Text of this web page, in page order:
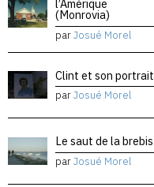
l’Amérique
(Monrovia)
parJosué Morel
Clint et son portrait
parJosué Morel
Le saut de la brebis
parJosué Morel